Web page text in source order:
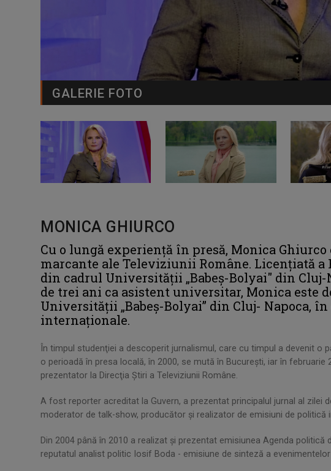
GALERIE FOTO
MONICA GHIURCO
Cu o lungă experienţă în presă, Monica
marcante ale Televiziunii Române. Licenţiată
din cadrul Universităţii „Babeş-Bolyai" din
de trei ani ca asistent universitar, Monica este
Universității „Babeş-Bolyai” din Cluj- Napoca,
internaţionale.
În timpul studenţiei a descoperit jurnalismul, care cu timpul a devenit o
o perioadă în presa locală, în 2000, se mută în București, iar în
prezentator la Direcţia Ştiri a Televiziunii Române.
A fost reporter acreditat la Guvern, a prezentat principalul jurnal al zilei
moderator de talk-show, producător şi realizator de emisiuni de politică
Din 2004 până în 2010 a realizat şi prezentat emisiunea Agenda politică
reputatul analist politic Iosif Boda - emisiune de sinteză a